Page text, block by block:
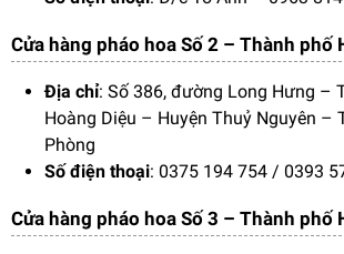
Cửa hàng pháo hoa Số 2 – Thành phố
Địa chỉ: Số 386, đường Long Hưng –
Hoàng Diệu – Huyện Thuỷ Nguyên –
Phòng
Số điện thoại: 0375 194 754 / 0393
Cửa hàng pháo hoa Số 3 – Thành phố